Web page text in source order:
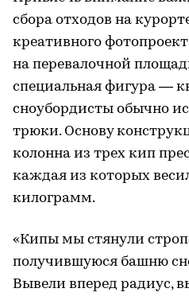
сбора отходов на
креативного
на перевалочной
специальная фигура —
сноубордисты обычно
трюки. Основу
колонна из трех кип
каждая из которых
килограмм.
«Кипы мы стянули
получившуюся башню
Вывели вперед радиус,